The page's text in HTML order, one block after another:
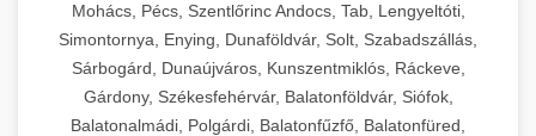
Mohács, Pécs, Szentlőrinc Andocs, Tab, Lengyeltóti,
Simontornya, Enying, Dunaföldvár, Solt, Szabadszállás,
Sárbogárd, Dunaújváros, Kunszentmiklós, Ráckeve,
Gárdony, Székesfehérvár, Balatonföldvár, Siófok,
Balatonalmádi, Polgárdi, Balatonfűzfő, Balatonfüred,